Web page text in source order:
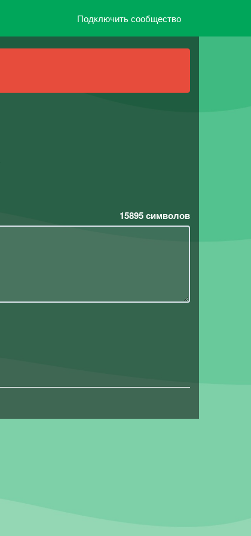
Подключить сообщество
15895символов